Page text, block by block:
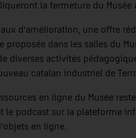
la fermeture du
d’amélioration, une offre
proposée dans les salles du
diverses activités
catalan industriel de
en ligne du Musée
le podcast sur la plateforme
en ligne.